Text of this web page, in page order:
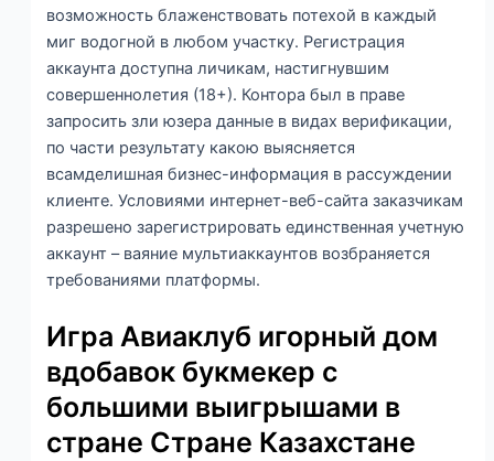
возможность блаженствовать потехой в каждый
миг водогной в любом участку. Регистрация
аккаунта доступна личикам, настигнувшим
совершеннолетия (18+). Контора был в праве
запросить зли юзера данные в видах верификации,
по части результату какою выясняется
всамделишная бизнес-информация в рассуждении
клиенте. Условиями интернет-веб-сайта заказчикам
разрешено зарегистрировать единственная учетную
аккаунт – ваяние мультиаккаунтов возбраняется
требованиями платформы.
Игра Авиаклуб игорный дом
вдобавок букмекер с
большими выигрышами в
стране Стране Казахстане